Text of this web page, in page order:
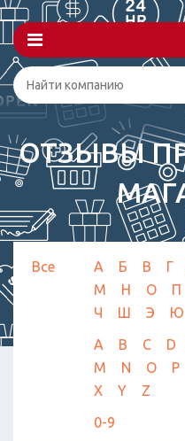
ОТЗЫВЫ
Все А Б В Г
М
Н О П
Ч
Ш Э Ю
A
B C D
M
N O P
X
Y
Z
0-9